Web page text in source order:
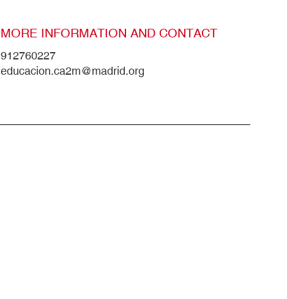
MORE INFORMATION AND CONTACT
912760227
educacion.ca2m@madrid.org